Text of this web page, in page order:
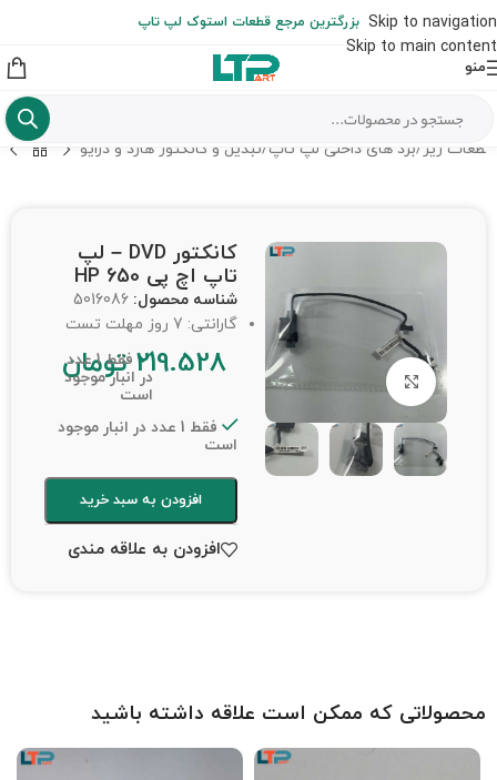
Skip to navigation
Skip to main content
از شهرستان به عهده مشتری است)
بزرگترین مرجع قطعات استوک لپ تاپ
منو
قطعات ریز /برد های داخلی لپ تاپ/تبدیل و کانکتور هارد و درایو
برای بزرگنمایی کلیک کنید
کانکتور DVD – لپ
تاپ اچ پی HP 650
شناسه محصول: 5016086
گارانتی: 7 روز مهلت تست
219.528 تومان
فقط 1 عدد
در انبار موجود
است
فقط 1 عدد در انبار موجود
است
افزودن به سبد خرید
افزودن به علاقه مندی
محصولاتی که ممکن است علاقه داشته باشید